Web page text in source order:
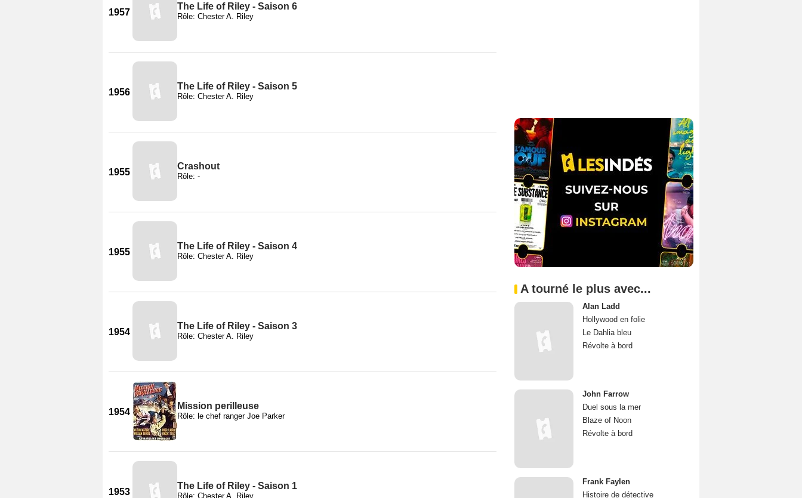
1957
The Life of Riley - Saison 6
Rôle: Chester A. Riley
1956
The Life of Riley - Saison 5
Rôle: Chester A. Riley
1955
Crashout
Rôle: -
1955
The Life of Riley - Saison 4
Rôle: Chester A. Riley
1954
The Life of Riley - Saison 3
Rôle: Chester A. Riley
1954
Mission perilleuse
Rôle: le chef ranger Joe Parker
1953
The Life of Riley - Saison 1
Rôle: Chester A. Riley
A tourné le plus avec...
Alan Ladd
Hollywood en folie
Le Dahlia bleu
Révolte à bord
John Farrow
Duel sous la mer
Blaze of Noon
Révolte à bord
Frank Faylen
Histoire de détective